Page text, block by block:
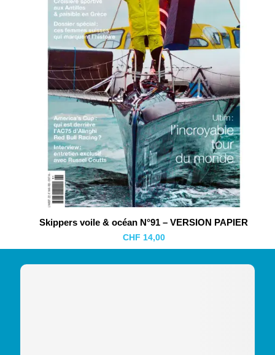
AJOUTER AU PANIER
Skippers voile & océan N°91 – VERSION PAPIER
CHF 14,00